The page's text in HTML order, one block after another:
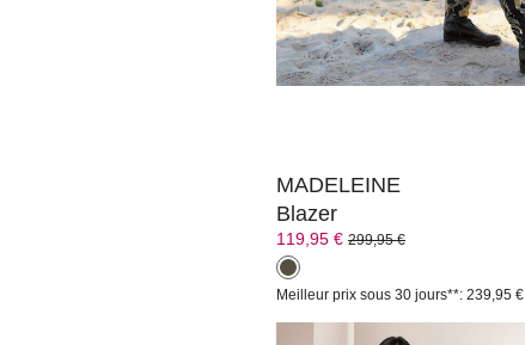
279,95 €
Meilleur prix sous 30 jours**: 229,95 €
MADELEINE
Blazer
119,95 € 299,95 €
Meilleur prix sous 30 jours**: 239,95 €